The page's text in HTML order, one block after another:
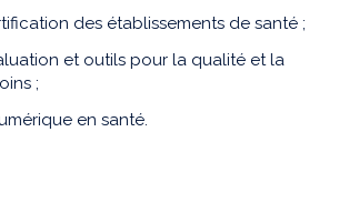
des établissements de santé ;
et outils pour la qualité et la
;
en santé.